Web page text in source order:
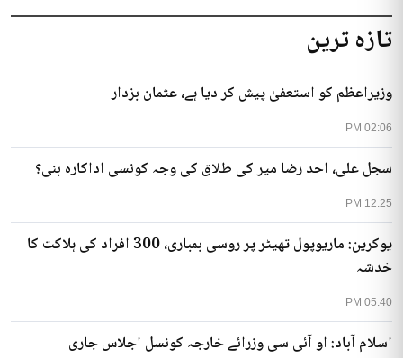
تازہ ترین
02:06 PM
وزیراعظم کو استعفیٰ پیش کر دیا ہے، عثمان بزدار
12:25 PM
سجل علی، احد رضا میر کی طلاق کی وجہ کونسی اداکارہ بنی؟
05:40 PM
یوکرین: ماریوپول تھیٹر پر روسی بمباری، 300 افراد کی ہلاکت کا
خدشہ
اسلام آباد: او آئی سی وزرائے خارجہ کونسل اجلاس جاری